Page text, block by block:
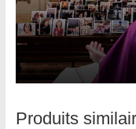
Produits